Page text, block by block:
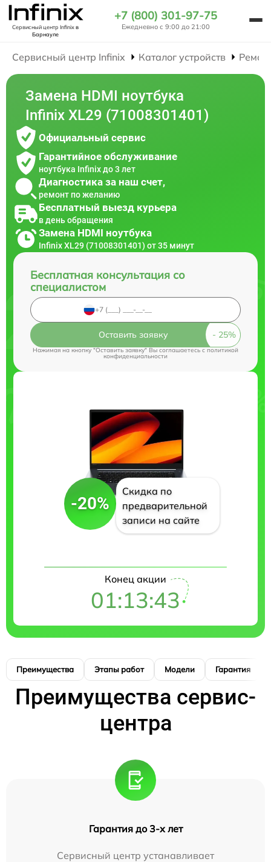
Сервисный центр Infinixв
Барнауле
+7 (800) 301-97-75
Ежедневно с 9:00 до 21:00
Сервисный центр Infinix Каталог устройств
Замена HDMI ноутбука
Infinix XL29 (71008301401)
Официальный сервис
Гарантийное обслуживание
ноутбука Infinix до 3 лет
Диагностика за наш счет,
ремонт по желанию
Бесплатный выезд курьера
в день обращения
Замена HDMI ноутбука
Infinix XL29 (71008301401) от 35 минут
Бесплатная консультация со
специалистом
Оставить заявку
Нажимая на кнопку "Оставить заявку" Вы соглашаетесь cполитикой
конфиденциальности
-20%
Скидка по
предварительной
записи на сайте
Конец акции
01:13:42
Преимущества Этапы работ Модели Гарантия
Преимущества сервис-
центра
Гарантия до 3-х лет
Сервисный центр устанавливает